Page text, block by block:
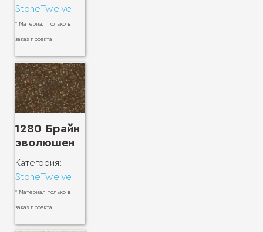
StoneTwelve
* Материал только в
заказ проекта
1280 Брайн
эволюшен
Категория:
StoneTwelve
* Материал только в
заказ проекта